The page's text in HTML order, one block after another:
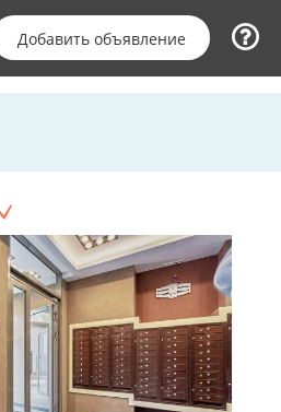
Добавить объявление